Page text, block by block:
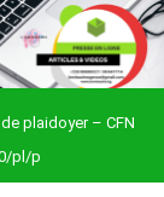
plaidoyer – CFN
pl/p